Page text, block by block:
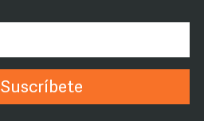
Suscríbete